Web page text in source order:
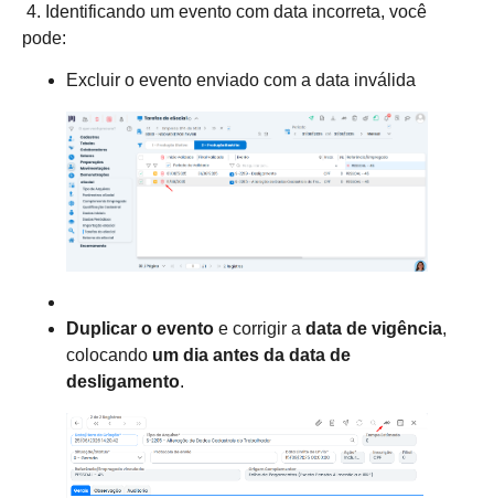
4. Identificando um evento com data incorreta, você
pode:
Excluir o evento enviado com a data inválida
Duplicar o evento e corrigir a data de vigência,
colocando um dia antes da data de
desligamento.